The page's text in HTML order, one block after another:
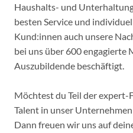
Haushalts- und
besten Service und
Kund:innen auch unsere
bei uns über 600
Auszubildende beschäftigt.
Möchtest du Teil der expert-
Talent in unser
Dann freuen wir uns auf